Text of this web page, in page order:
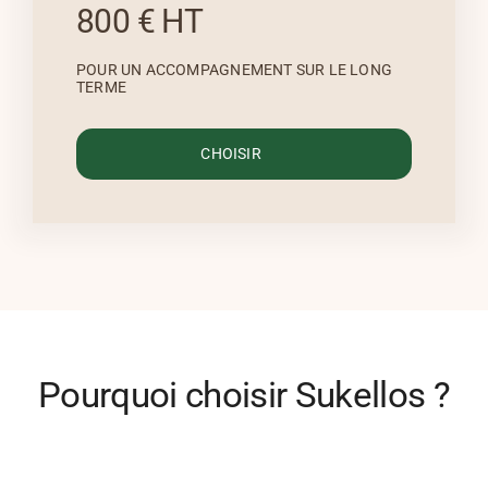
800 € HT
POUR UN ACCOMPAGNEMENT SUR LE LONG
TERME
CHOISIR
Pourquoi choisir Sukellos ?